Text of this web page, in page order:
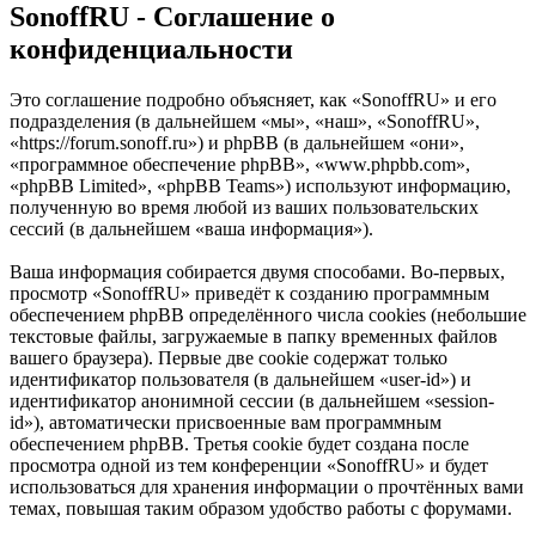
SonoffRU - Соглашение о
конфиденциальности
Это соглашение подробно объясняет, как «SonoffRU» и его
подразделения (в дальнейшем «мы», «наш», «SonoffRU»,
«https://forum.sonoff.ru») и phpBB (в дальнейшем «они»,
«программное обеспечение phpBB», «www.phpbb.com»,
«phpBB Limited», «phpBB Teams») используют информацию,
полученную во время любой из ваших пользовательских
сессий (в дальнейшем «ваша информация»).
Ваша информация собирается двумя способами. Во-первых,
просмотр «SonoffRU» приведёт к созданию программным
обеспечением phpBB определённого числа cookies (небольшие
текстовые файлы, загружаемые в папку временных файлов
вашего браузера). Первые две cookie содержат только
идентификатор пользователя (в дальнейшем «user-id») и
идентификатор анонимной сессии (в дальнейшем «session-
id»), автоматически присвоенные вам программным
обеспечением phpBB. Третья cookie будет создана после
просмотра одной из тем конференции «SonoffRU» и будет
использоваться для хранения информации о прочтённых вами
темах, повышая таким образом удобство работы с форумами.